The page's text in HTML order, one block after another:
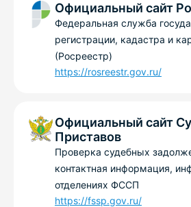
Официальный сайт
Федеральная служба
регистрации, кадастра и
(Росреестр)
https://rosreestr.gov.ru/
Официальный сайт
Приставов
Проверка судебных
контактная информация,
отделениях ФССП
https://fssp.gov.ru/